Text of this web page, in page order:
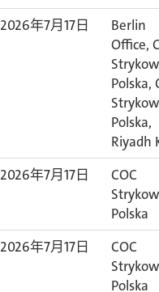
2026年7月17日
Berlin
Office,
Strykow
Polska,
Polska,
Riyadh
2026年7月17日
COC
Strykow
Polska
2026年7月17日
COC
Strykow
Polska